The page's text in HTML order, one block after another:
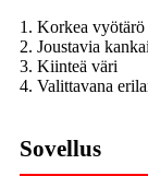
1. Korkea
2. Joustavia
3. Kiinteä väri
4. Valittavana
Sovellus